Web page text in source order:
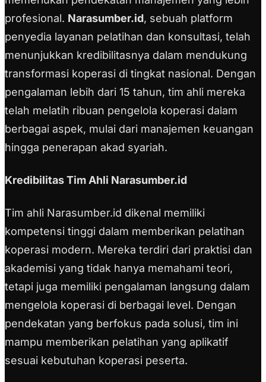
profesional. Narasumber.id, sebuah platform
penyedia layanan pelatihan dan konsultasi, telah
menunjukkan kredibilitasnya dalam mendukung
transformasi koperasi di tingkat nasional. Dengan
pengalaman lebih dari 15 tahun, tim ahli mereka
telah melatih ribuan pengelola koperasi dalam
berbagai aspek, mulai dari manajemen keuangan
hingga penerapan akad syariah.
Kredibilitas Tim Ahli Narasumber.id
Tim ahli Narasumber.id dikenal memiliki
kompetensi tinggi dalam memberikan pelatihan
koperasi modern. Mereka terdiri dari praktisi dan
akademisi yang tidak hanya memahami teori,
tetapi juga memiliki pengalaman langsung dalam
mengelola koperasi di berbagai level. Dengan
pendekatan yang berfokus pada solusi, tim ini
mampu memberikan pelatihan yang aplikatif
sesuai kebutuhan koperasi peserta.